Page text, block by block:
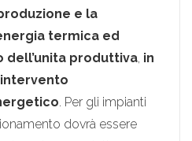
e la
termica ed
dell’unita produttiva, in
. Per gli impianti
dovrà essere